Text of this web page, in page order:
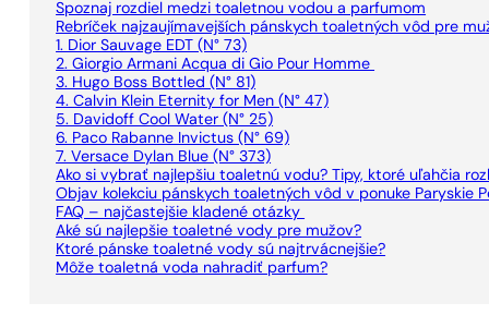
Spoznaj rozdiel medzi toaletnou vodou a parfumom
Rebríček najzaujímavejších pánskych toaletných vôd pre
1. Dior Sauvage EDT (N° 73)
2. Giorgio Armani Acqua di Gio Pour Homme
3. Hugo Boss Bottled (N° 81)
4. Calvin Klein Eternity for Men (N° 47)
5. Davidoff Cool Water (N° 25)
6. Paco Rabanne Invictus (N° 69)
7. Versace Dylan Blue (N° 373)
Ako si vybrať najlepšiu toaletnú vodu? Tipy, ktoré uľahčia
Objav kolekciu pánskych toaletných vôd v ponuke Paryskie
FAQ – najčastejšie kladené otázky
Aké sú najlepšie toaletné vody pre mužov?
Ktoré pánske toaletné vody sú najtrvácnejšie?
Môže toaletná voda nahradiť parfum?